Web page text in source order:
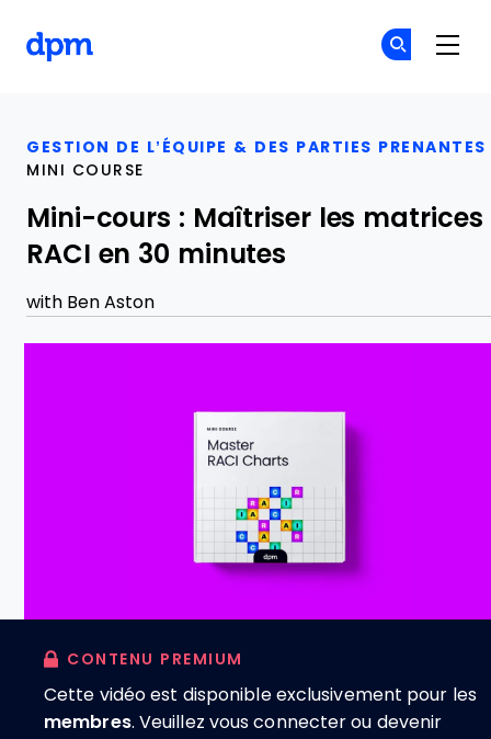
GESTION DE L’ÉQUIPE & DES PARTIES PRENANTES
MINI COURSE
Mini-cours : Maîtriser les matrices
RACI en 30 minutes
with Ben Aston
CONTENU PREMIUM
Cette vidéo est disponible exclusivement pour les
membres. Veuillez vous connecter ou devenir